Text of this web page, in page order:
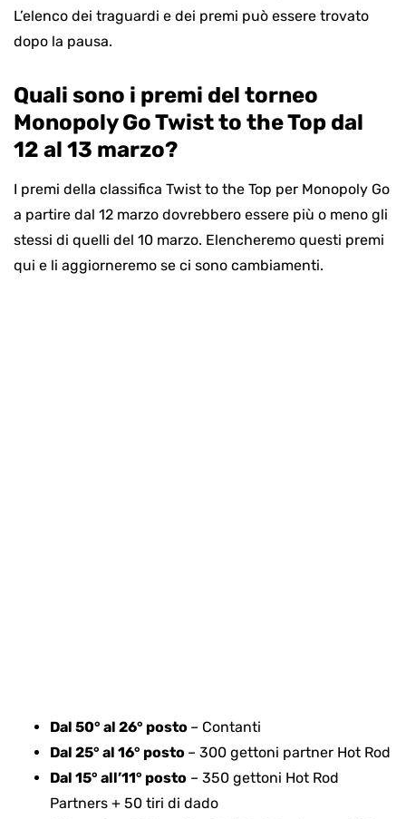
L’elenco dei traguardi e dei premi può essere trovato
dopo la pausa.
Quali sono i premi del torneo
Monopoly Go Twist to the Top dal
12 al 13 marzo?
I premi della classifica Twist to the Top per Monopoly Go
a partire dal 12 marzo dovrebbero essere più o meno gli
stessi di quelli del 10 marzo. Elencheremo questi premi
qui e li aggiorneremo se ci sono cambiamenti.
Dal 50° al 26° posto – Contanti
Dal 25° al 16° posto – 300 gettoni partner Hot Rod
Dal 15° all’11° posto – 350 gettoni Hot Rod
Partners + 50 tiri di dado